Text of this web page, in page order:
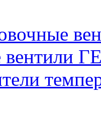
вентили